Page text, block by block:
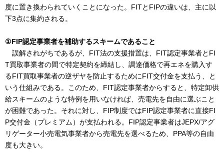
度に置き換わられていくことになった。FITとFIPの違いは、主に以
下3点に集約される。
①FIP認定事業者を補助するスキームであること
誤解されがちであるが、FIT法の支援措置は、FIT認定事業者とFI
T買取事業者の間で特定契約を締結し、調達価格で再エネを購入す
るFIT買取事業者の逆ザヤを防止するためにFIT交付金を支払う、と
いう仕組みである。このため、FIT認定事業者からすると、特定卸供
給スキームのような特例を用いなければ、売電先を自由に選ぶこと
が困難であった。それに対し、FIP制度ではFIP認定事業者に直接FI
P交付金（プレミアム）が支払われる。FIP認定事業者はJEPX/アグ
リゲーター小売電気事業者から売電先を選べるため、PPA等の自由
度も大きい。